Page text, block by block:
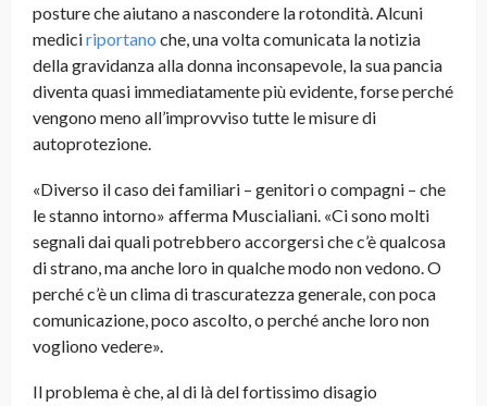
posture che aiutano a nascondere la rotondità. Alcuni
mediciriportano che, una volta comunicata la notizia
della gravidanza alla donna inconsapevole, la sua pancia
diventa quasi immediatamente più evidente, forse perché
vengono meno all’improvviso tutte le misure di
autoprotezione.
«Diverso il caso dei familiari – genitori o compagni – che
le stanno intorno» afferma Muscialiani. «Ci sono molti
segnali dai quali potrebbero accorgersi che c’è qualcosa
di strano, ma anche loro in qualche modo non vedono. O
perché c’è un clima di trascuratezza generale, con poca
comunicazione, poco ascolto, o perché anche loro non
vogliono vedere».
Il problema è che, al di là del fortissimo disagio